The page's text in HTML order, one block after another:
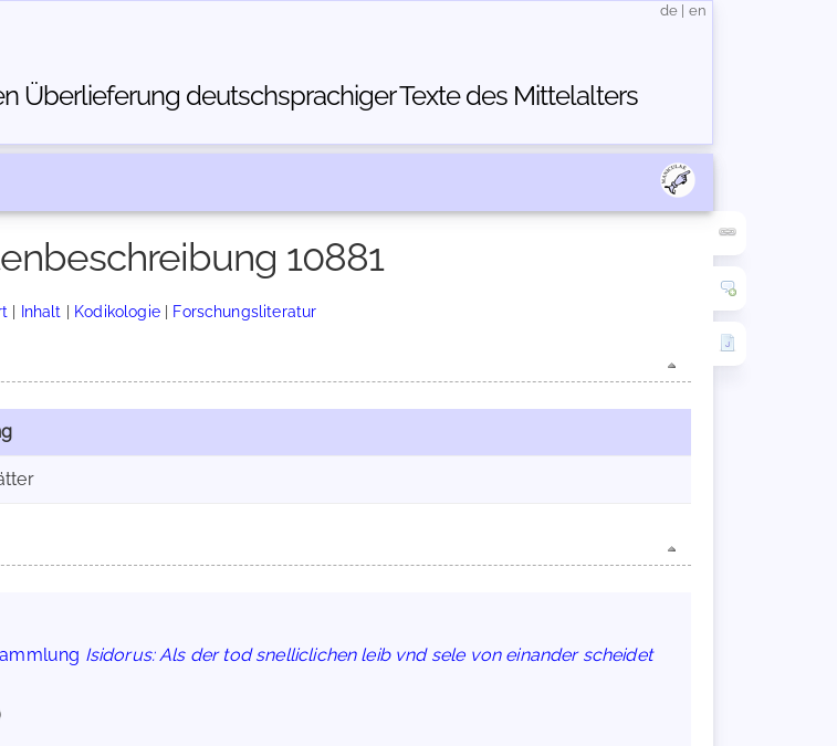
Über­lieferung deutschsprachiger Texte des Mittelalters
de en
10881
| Inhalt | Kodikologie| Forschungsliteratur
Isidorus: Als der tod snelliclichen leib vnd sele von einander scheidet